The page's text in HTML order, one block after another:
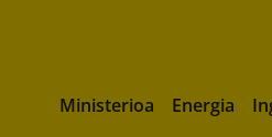
Ministerioa Energia